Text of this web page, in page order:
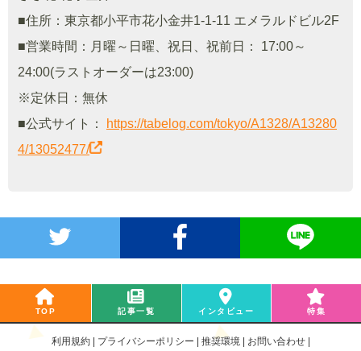
■住所：東京都小平市花小金井1-1-11 エメラルドビル2F
■営業時間：月曜～日曜、祝日、祝前日： 17:00～
24:00(ラストオーダーは23:00)
※定休日：無休
■公式サイト：
https://tabelog.com/tokyo/A1328/A13280
4/13052477/
TOP 記事一覧 インタビュー 特集
利用規約 プライバシーポリシー 推奨環境 お問い合わせ